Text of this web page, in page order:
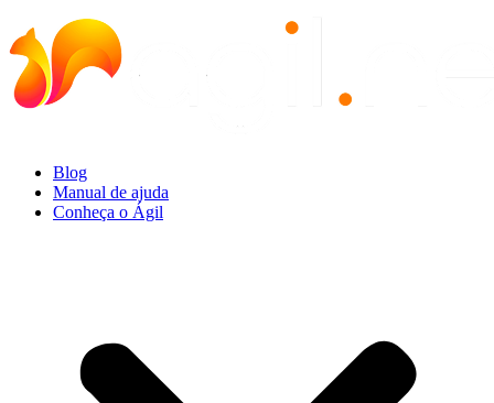
para
o
conteúdo
Blog
Manual de ajuda
Conheça o Ágil